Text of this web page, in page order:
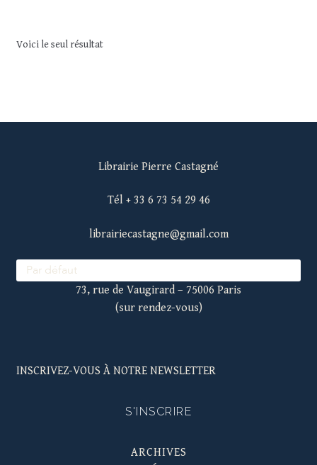
Voici le seul résultat
Librairie Pierre Castagné
Tél + 33 6 73 54 29 46
librairiecastagne@gmail.com
73, rue de Vaugirard – 75006 Paris
(sur rendez-vous)
INSCRIVEZ-VOUS À NOTRE NEWSLETTER
S'INSCRIRE
ARCHIVES